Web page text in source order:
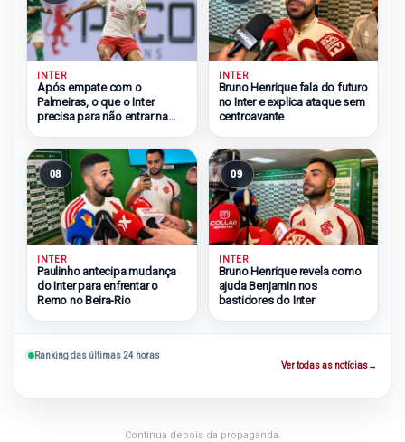
INTER
Após empate com o
Palmeiras, o que o Inter
precisa para não entrar na
INTER
Bruno Henrique fala do futuro
no Inter e explica ataque sem
centroavante
08
INTER
Paulinho antecipa mudança
do Inter para enfrentar o
Remo no Beira-Rio
09
INTER
Bruno Henrique revela como
ajuda Benjamin nos
bastidores do Inter
Ranking das últimas 24 horas
Ver todas as notícias→
Continua depois da propaganda.